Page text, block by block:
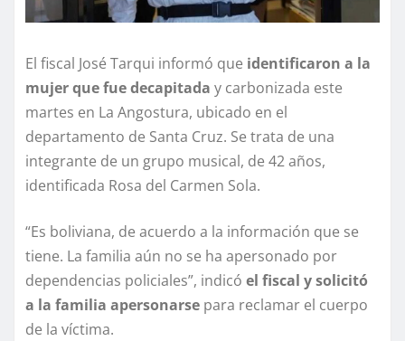
El fiscal José Tarqui informó que identificaron a la
mujer que fue decapitada y carbonizada este
martes en La Angostura, ubicado en el
departamento de Santa Cruz. Se trata de una
integrante de un grupo musical, de 42 años,
identificada Rosa del Carmen Sola.
“Es boliviana, de acuerdo a la información que se
tiene. La familia aún no se ha apersonado por
dependencias policiales”, indicó el fiscal y solicitó
a la familia apersonarse para reclamar el cuerpo
de la víctima.